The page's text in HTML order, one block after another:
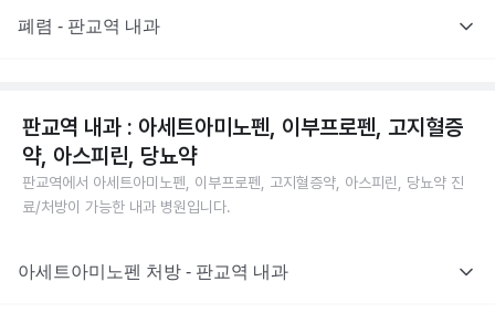
폐렴 - 판교역 내과
판교역 내과 : 아세트아미노펜, 이부프로펜, 고지혈증
약, 아스피린, 당뇨약
판교역에서 아세트아미노펜, 이부프로펜, 고지혈증약, 아스피린, 당뇨약 진
료/처방이 가능한 내과 병원입니다.
아세트아미노펜 처방 - 판교역 내과